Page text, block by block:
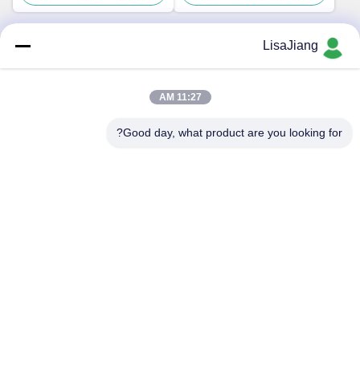
LisaJiang
11:27 AM
Good day, what product are you looking for?